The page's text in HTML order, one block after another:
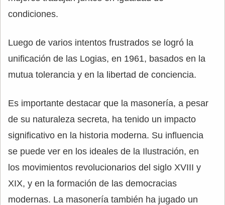
condiciones.
Luego de varios intentos frustrados se logró la
unificación de las Logias, en 1961, basados en la
mutua tolerancia y en la libertad de conciencia.
Es importante destacar que la masonería, a pesar
de su naturaleza secreta, ha tenido un impacto
significativo en la historia moderna. Su influencia
se puede ver en los ideales de la Ilustración, en
los movimientos revolucionarios del siglo XVIII y
XIX, y en la formación de las democracias
modernas. La masonería también ha jugado un